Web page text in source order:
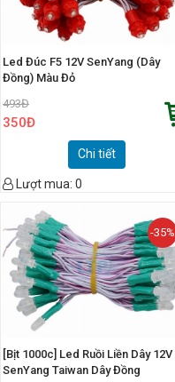
Led Đúc F5 12V SenYang (Dây
Đồng) Màu Đỏ
493Đ
350Đ
Chi tiết
Lượt mua: 0
-35%
[Bịt 1000c] Led Ruồi Liền Dây 12V
SenYang Taiwan Dây Đồng